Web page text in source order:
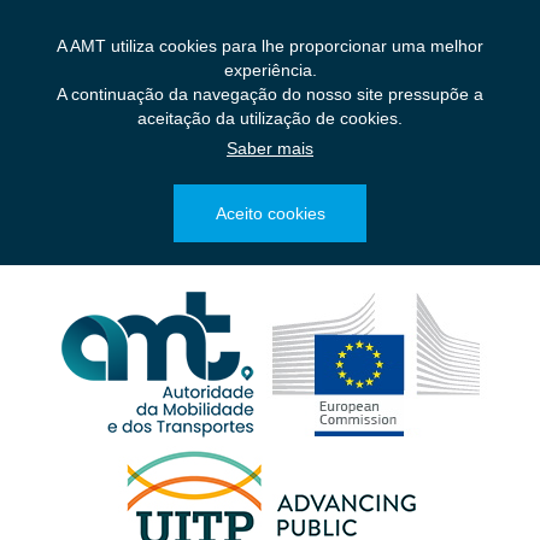
A AMT utiliza cookies para lhe proporcionar uma melhor
experiência.
A continuação da navegação do nosso site pressupõe a
aceitação da utilização de cookies.
Saber mais
Aceito cookies